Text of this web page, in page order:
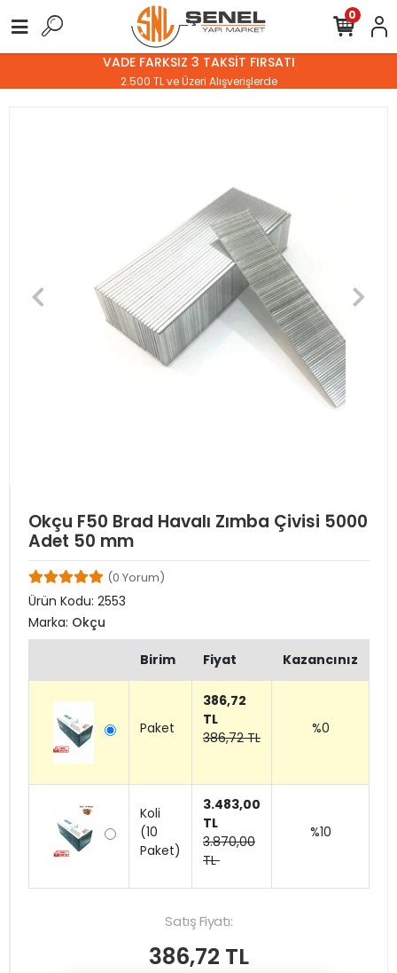
VADE FARKSIZ 3 TAKSİT FIRSATI
2.500 TL ve Üzeri Alışverişlerde
0
Okçu F50 Brad Havalı Zımba Çivisi 5000
Adet 50 mm
(0 Yorum)
Ürün Kodu: 2553
Marka: Okçu
Birim Fiyat Kazancınız
Paket
386,72
TL
386,72 TL
%0
Koli
(10
Paket)
3.483,00
TL
3.870,00
TL
%10
Satış Fiyatı:
386,72 TL